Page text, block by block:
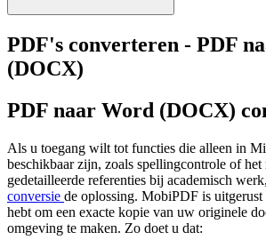
PDF's converteren - PDF
(DOCX)
PDF naar Word (DOCX)
Als u toegang wilt tot functies die alleen in
beschikbaar zijn, zoals spellingcontrole of het
gedetailleerde referenties bij academisch
conversie de oplossing. MobiPDF is
hebt om een exacte kopie van uw originele
omgeving te maken. Zo doet u dat: